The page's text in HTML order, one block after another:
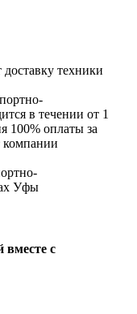
техники
в течении от 1
100% оплаты за
компании
Уфы
вместе с